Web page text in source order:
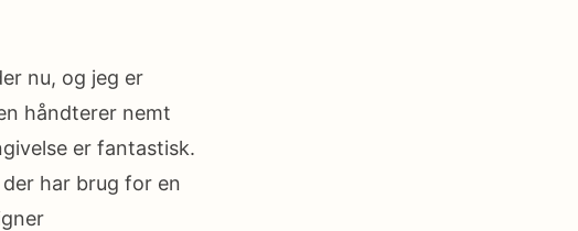
nu, og jeg er
håndterer nemt
er fantastisk.
har brug for en